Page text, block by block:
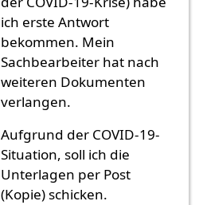
ich erste Antwort
bekommen. Mein
Sachbearbeiter hat nach
weiteren Dokumenten
verlangen.
Aufgrund der COVID-19-
Situation, soll ich die
Unterlagen per Post
(Kopie) schicken.